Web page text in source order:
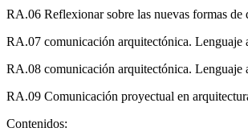
RA.06 Reflexionar sobre las nuevas formas
RA.07 comunicación arquitectónica.
RA.08 comunicación arquitectónica.
RA.09 Comunicación proyectual en
Contenidos: